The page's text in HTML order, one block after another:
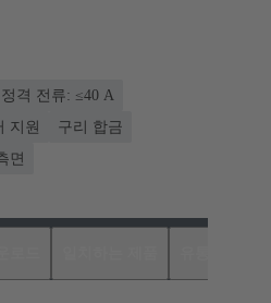
정격 전류: ≤40 A
지원
구리 합금
면